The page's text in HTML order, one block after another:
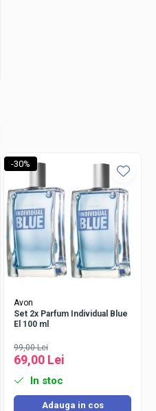
-30%
Avon
Set 2x Parfum Individual Blue
El 100 ml
99,00 Lei
69,00 Lei
In stoc
Adauga in cos